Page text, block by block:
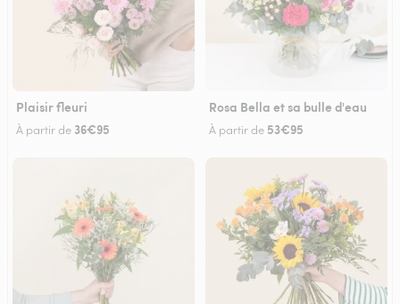
Plaisir fleuri
À partir de 36€95
Rosa Bella et sa bulle d'eau
À partir de 53€95